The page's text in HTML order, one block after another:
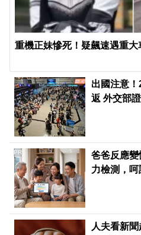
重機正妹慘死！疑飆速遇重
出國注意
返 外交部
爸爸反應
力檢測，
PR
人夫看新